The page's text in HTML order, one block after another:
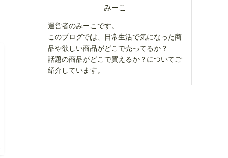
みーこ
運営者のみーこです。
このブログでは、日常生活で気になった商
品や欲しい商品がどこで売ってるか？
話題の商品がどこで買えるか？についてご
紹介しています。